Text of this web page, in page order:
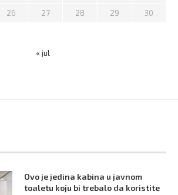
26 27 28 29 30
« jul
Ovo je jedina kabina u javnom
toaletu koju bi trebalo da koristite